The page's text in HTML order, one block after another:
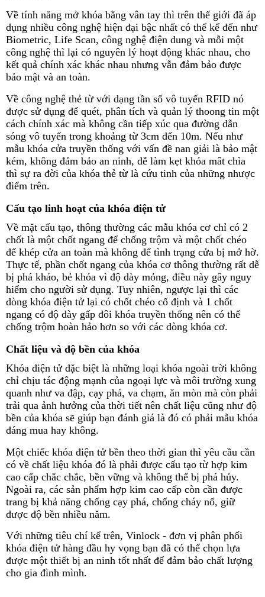
Về tính năng mở khóa bằng vân tay thì trên thế giới đã áp
dụng nhiều công nghệ hiện đại bậc nhất có thể kể đến như
Biometric, Life Scan, công nghệ điện dung và mỗi một
công nghệ thì lại có nguyên lý hoạt động khác nhau, cho
kết quả chính xác khác nhau nhưng vẫn đảm bảo được
bảo mật và an toàn.
Về công nghệ thẻ từ với dạng tần số vô tuyến RFID nó
được sử dụng để quét, phân tích và quản lý thoong tin một
cách chính xác mà không cần tiếp xúc qua đường dẫn
sóng vô tuyến trong khoảng từ 3cm đến 10m. Nếu như
mẫu khóa cửa truyền thống với vấn đề nan giải là bảo mật
kém, không đảm bảo an ninh, dễ làm kẹt khóa mât chìa
thì sự ra đời của khóa thẻ từ là cứu tinh của những nhược
điểm trên.
Cấu tạo linh hoạt của khóa điện tử
Về mặt cấu tạo, thông thường các mẫu khóa cơ chỉ có 2
chốt là một chốt ngang để chống trộm và một chốt chéo
để khép cửa an toàn mà không để tình trạng cửa bị mở hờ.
Thực tế, phần chốt ngang của khóa cơ thông thường rất dễ
bị phá kháo, bẻ khóa vì độ dày mỏng, điều này gây nguy
hiểm cho người sử dụng. Tuy nhiên, ngược lại thì các
dòng khóa điện tử lại có chốt chéo cố định và 1 chốt
ngang có độ dày gấp đôi khóa truyền thống nên có thể
chống trộm hoàn hảo hơn so với các dòng khóa cơ.
Chất liệu và độ bền của khóa
Khóa điện tử đặc biệt là những loại khóa ngoài trời không
chỉ chịu tác động mạnh của ngoại lực và môi trường xung
quanh như va đập, cạy phá, va chạm, ăn mòn mà còn phải
trải qua ảnh hưởng của thời tiết nên chất liệu cũng như độ
bền của khóa sẽ giúp bạn đánh giá là đó có phải mẫu khóa
đáng mua hay không.
Một chiếc khóa điện tử bền theo thời gian thì yêu cầu cần
có về chất liệu khóa đó là phải được cấu tạo từ hợp kim
cao cấp chắc chắc, bền vững và không thể bị phá hủy.
Ngoài ra, các sản phẩm hợp kim cao cấp còn cần được
trang bị khả năng chống cạy phá, chống cháy nổ, giữ
được độ bền nhiều năm.
Với những tiêu chí kể trên, Vinlock - đơn vị phân phối
khóa điện tử hàng đầu hy vọng bạn đã có thể chọn lựa
được một thiết bị an ninh tốt nhất để đảm bảo chất lượng
cho gia đình mình.